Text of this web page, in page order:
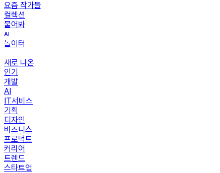
요즘 작가들
컬렉션
물어봐
놀이터
새로 나온
인기
개발
AI
IT서비스
기획
디자인
비즈니스
프로덕트
커리어
트렌드
스타트업